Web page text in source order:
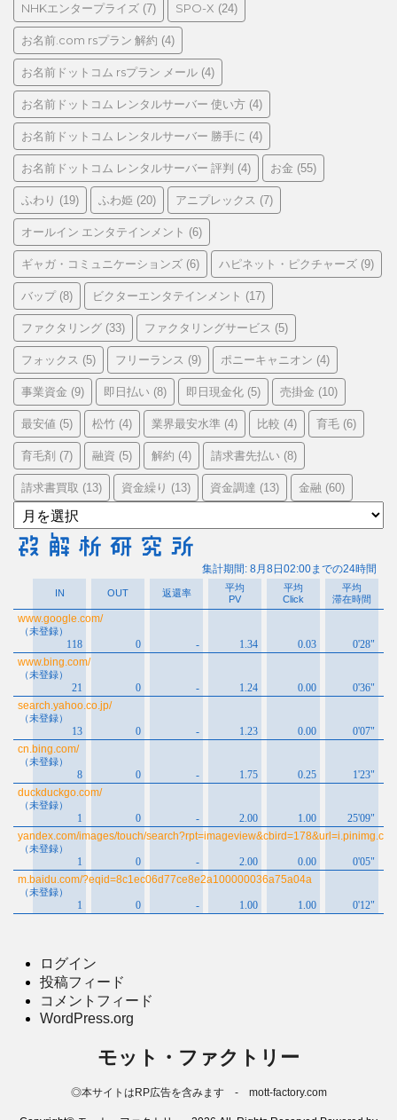
NHKエンタープライズ (7) SPO-X (24)
お名前.com rsプラン 解約 (4)
お名前ドットコム rsプラン メール (4)
お名前ドットコム レンタルサーバー 使い方 (4)
お名前ドットコム レンタルサーバー 勝手に (4)
お名前ドットコム レンタルサーバー 評判 (4) お金 (55)
ふわり (19) ふわ姫 (20) アニプレックス (7)
オールイン エンタテインメント (6)
ギャガ・コミュニケーションズ (6) ハピネット・ピクチャーズ (9)
バップ(8) ビクターエンタテインメント (17)
ファクタリング (33) ファクタリングサービス (5)
フォックス (5) フリーランス (9) ポニーキャニオン (4)
事業資金 (9) 即日払い (8) 即日現金化 (5) 売掛金 (10)
最安値 (5) 松竹 (4) 業界最安水準 (4) 比較 (4) 育毛 (6)
育毛剤 (7) 融資 (5) 解約 (4) 請求書先払い (8)
請求書買取 (13) 資金繰り (13) 資金調達 (13) 金融 (60)
ア
ー
カ
ログイン
投稿フィード
コメントフィード
WordPress.org
モット・ファクトリー
◎本サイトはRP広告を含みます - mott-factory.com